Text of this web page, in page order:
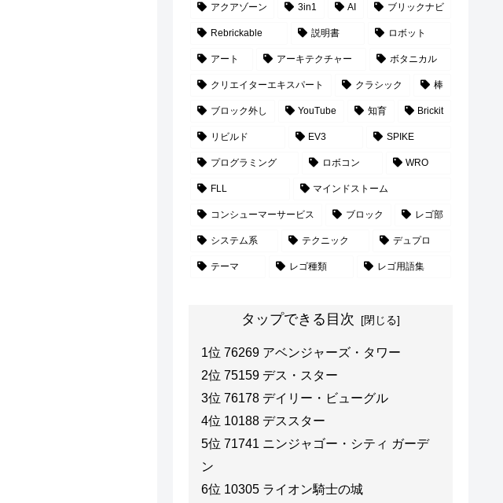
アクアゾーン 3in1 AI ブリックナビ
Rebrickable 説明書 ロボット
アート アーキテクチャー ボタニカル
クリエイターエキスパート クラシック 棒
ブロック外し YouTube 知育 Brickit
リビルド EV3 SPIKE
プログラミング ロボコン WRO
FLL マインドストーム
コンシューマーサービス ブロック レゴ部
システム系 テクニック デュプロ
テーマ レゴ種類 レゴ用語集
タップできる目次
1位 76269 アベンジャーズ・タワー
2位 75159 デス・スター
3位 76178 デイリー・ビューグル
4位 10188 デススター
5位 71741 ニンジャゴー・シティ ガーデ
ン
6位 10305 ライオン騎士の城